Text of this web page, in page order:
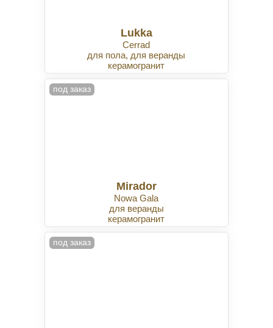
Lukka
Cerrad
для пола, для веранды
керамогранит
под заказ
Mirador
Nowa Gala
для веранды
керамогранит
под заказ